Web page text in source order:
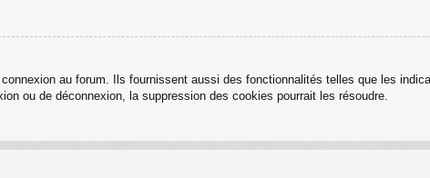
au forum. Ils fournissent aussi des fonctionnalités telles que les
ou de déconnexion, la suppression des cookies pourrait les résoudre.